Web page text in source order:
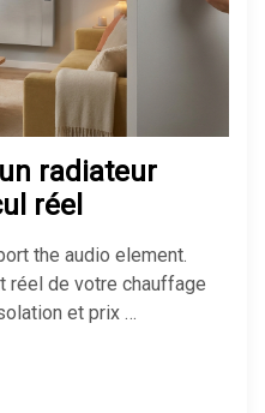
radiateur
réel
the audio element.
réel de votre chauffage
et prix …